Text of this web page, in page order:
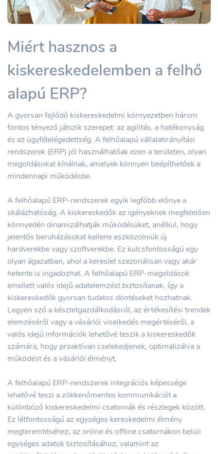
Miért hasznos a
kiskereskedelemben a felhő
alapú ERP?
A gyorsan fejlődő kiskereskedelmi környezetben három
fontos tényező játszik szerepet: az agilitás, a hatékonyság
és az ügyfélelégedettség. A felhőalapú vállalatirányítási
rendszerek (ERP) jól használhatóak ezen a területen, olyan
megoldásokat kínálnak, amelyek könnyen beépíthetőek a
mindennapi működésbe.
A felhőalapú ERP-rendszerek egyik legfőbb előnye a
skálázhatóság. A kiskereskedők az igényeknek megfelelően
könnyedén dinamizálhatják működésüket, anélkül, hogy
jelentős beruházásokat kellene eszközölniük új
hardverekbe vagy szoftverekbe. Ez kulcsfontosságú egy
olyan ágazatban, ahol a kereslet szezonálisan vagy akár
hetente is ingadozhat. A felhőalapú ERP-megoldások
emellett valós idejű adatelemzést biztosítanak, így a
kiskereskedők gyorsan tudatos döntéseket hozhatnak.
Legyen szó a készletgazdálkodásról, az értékesítési trendek
elemzéséről vagy a vásárlói viselkedés megértéséről, a
valós idejű információk lehetővé teszik a kiskereskedők
számára, hogy proaktívan cselekedjenek, optimalizálva a
működést és a vásárlói élményt.
A felhőalapú ERP-rendszerek integrációs képessége
lehetővé teszi a zökkenőmentes kommunikációt a
különböző kiskereskedelmi csatornák és részlegek között.
Ez létfontosságú az egységes kereskedelmi élmény
megteremtéséhez, az online és offline csatornákon belüli
egységes adatok biztosításához, valamint az